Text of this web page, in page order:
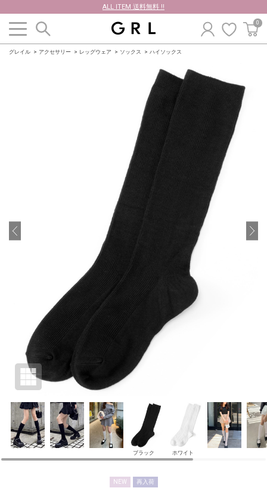
ALL ITEM 送料無料 !!
0
グレイル アクセサリー レッグウェア ソックス ハイソックス
ブラック ホワイト
NEW 再入荷